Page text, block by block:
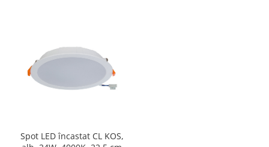
Spot LED încastat CL KOS,